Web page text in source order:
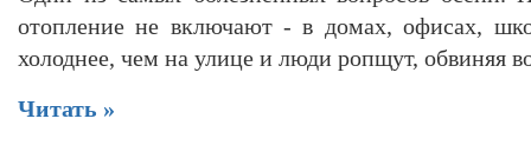
отопление не включают - в домах, офисах,
холоднее, чем на улице и люди ропщут, обвиняя
Читать »